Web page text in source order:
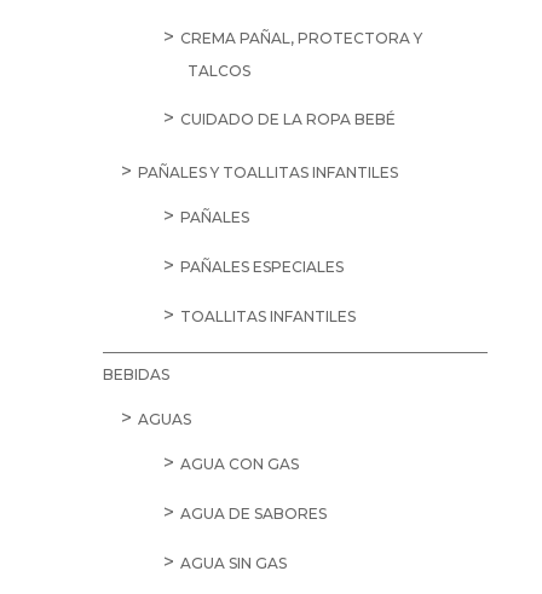
CREMA PAÑAL, PROTECTORA Y
TALCOS
CUIDADO DE LA ROPA BEBÉ
PAÑALES Y TOALLITAS INFANTILES
PAÑALES
PAÑALES ESPECIALES
TOALLITAS INFANTILES
BEBIDAS
AGUAS
AGUA CON GAS
AGUA DE SABORES
AGUA SIN GAS